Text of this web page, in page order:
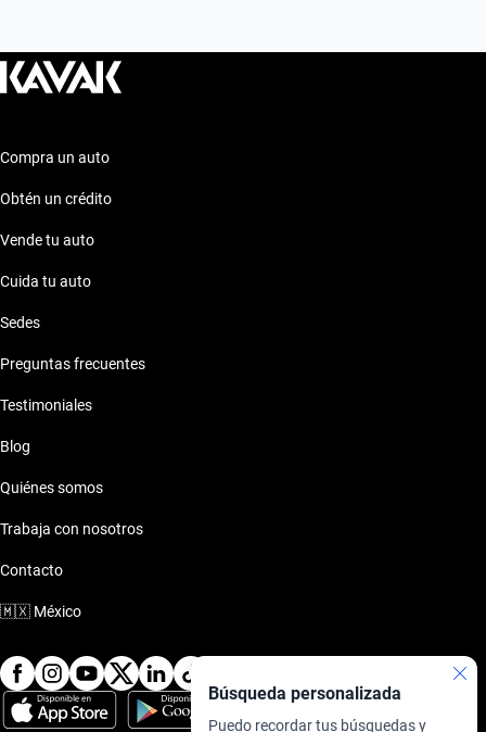
Búsqueda personalizada
Puedo recordar tus búsquedas y
Compra un auto
Obtén un crédito
Vende tu auto
Cuida tu auto
Sedes
Preguntas frecuentes
Testimoniales
Blog
Quiénes somos
Trabaja con nosotros
Contacto
🇲🇽 México